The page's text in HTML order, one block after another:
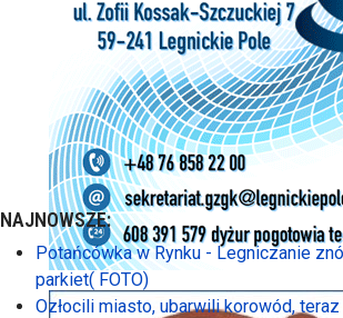
NAJNOWSZE:
Potańcówka w Rynku - Legniczanie
parkiet( FOTO)
Ozłocili miasto, ubarwili korowód,